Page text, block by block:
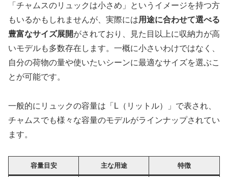
「チャムスのリュックは小さめ」というイメージを持つ方
もいるかもしれませんが、実際には用途に合わせて選べる
豊富なサイズ展開がされており、見た目以上に収納力が高
いモデルも多数存在します。一概に小さいわけではなく、
自分の荷物の量や使いたいシーンに最適なサイズを選ぶこ
とが可能です。
一般的にリュックの容量は「L（リットル）」で表され、
チャムスでも様々な容量のモデルがラインナップされてい
ます。
容量目安 主な用途 特徴